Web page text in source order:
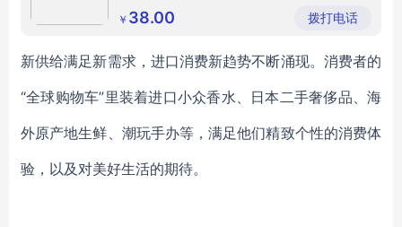
食堂消费机
技术有限
公司
￥ 38.00 拨打电话
新供给满足新需求，进口消费新趋势不断涌现。消费者的
“全球购物车”里装着进口小众香水、日本二手奢侈品、海
外原产地生鲜、潮玩手办等，满足他们精致个性的消费体
验，以及对美好生活的期待。